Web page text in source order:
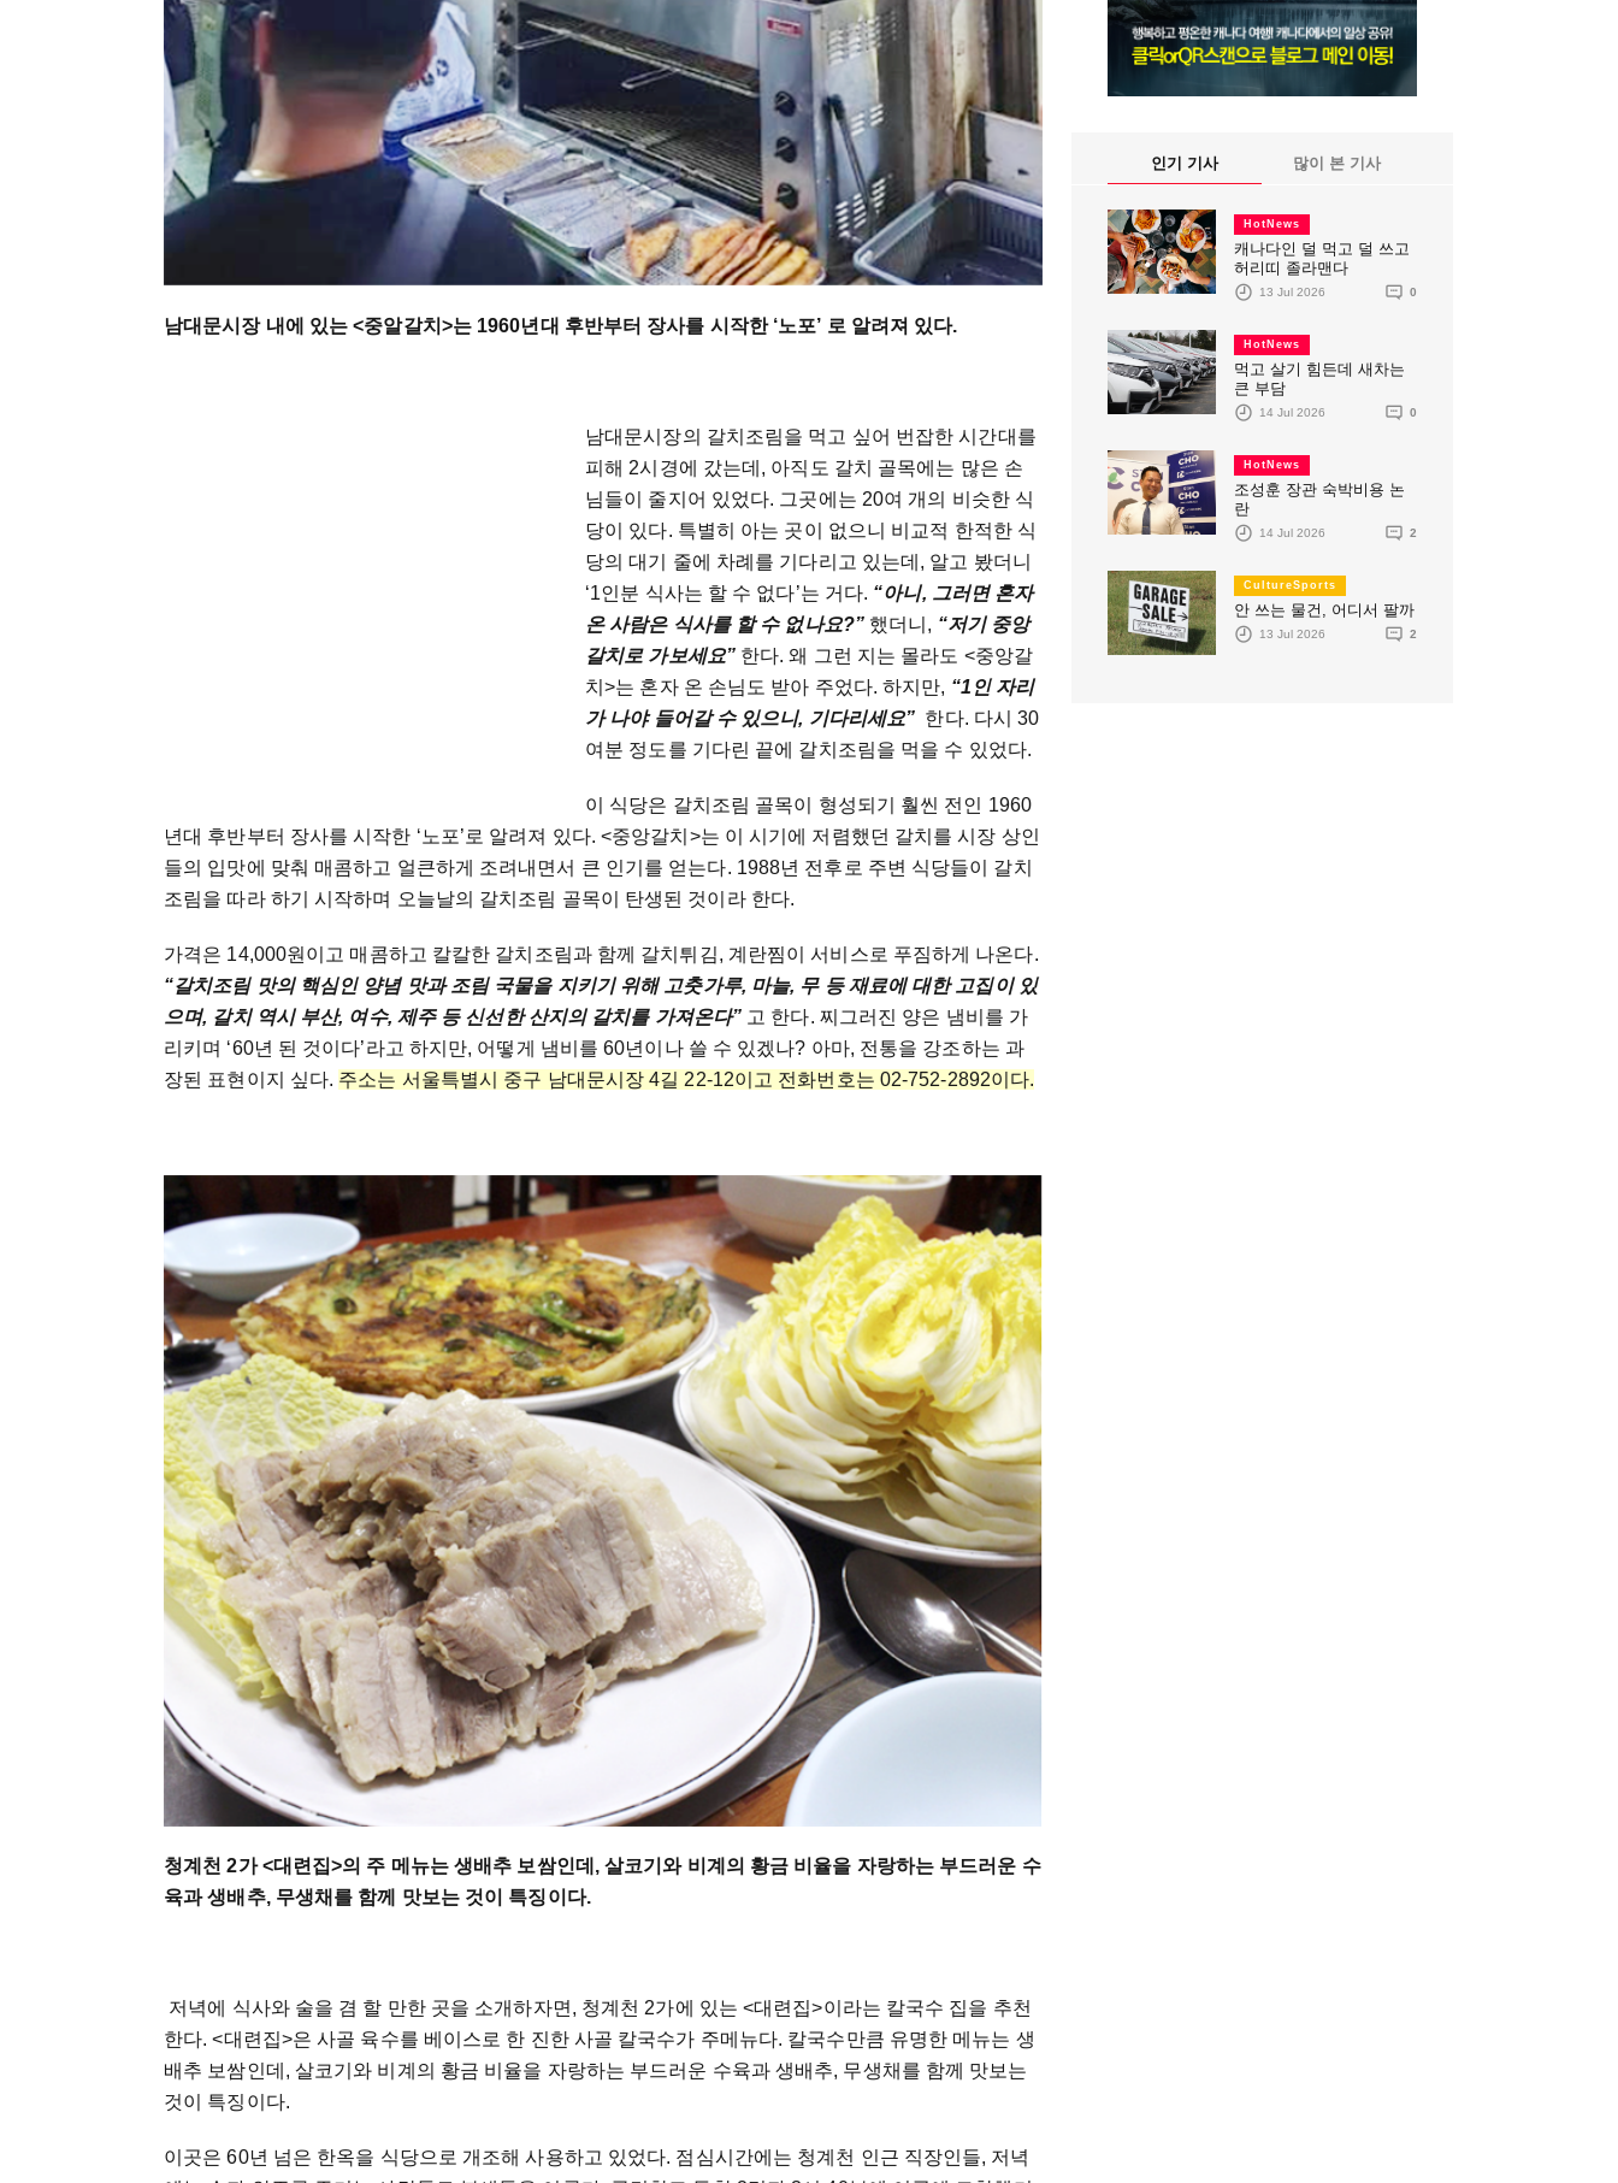
남대문시장 내에 있는 <중알갈치>는 1960년대 후반부터 장사를 시작한 ‘노포’ 로 알려져 있다.
남대문시장의 갈치조림을 먹고 싶어 번잡한 시간대를
피해 2시경에 갔는데, 아직도 갈치 골목에는 많은 손
님들이 줄지어 있었다. 그곳에는 20여 개의 비슷한 식
당이 있다. 특별히 아는 곳이 없으니 비교적 한적한 식
당의 대기 줄에 차례를 기다리고 있는데, 알고 봤더니
‘1인분 식사는 할 수 없다’는 거다. “아니, 그러면 혼자
온 사람은 식사를 할 수 없나요?”했더니, “저기 중앙
갈치로 가보세요” 한다. 왜 그런 지는 몰라도 <중앙갈
치>는 혼자 온 손님도 받아 주었다. 하지만, “1인 자리
가 나야 들어갈 수 있으니, 기다리세요” 한다. 다시 30
여분 정도를 기다린 끝에 갈치조림을 먹을 수 있었다.
이 식당은 갈치조림 골목이 형성되기 훨씬 전인 1960
년대 후반부터 장사를 시작한 ‘노포’로 알려져 있다. <중앙갈치>는 이 시기에 저렴했던 갈치를 시장 상인
들의 입맛에 맞춰 매콤하고 얼큰하게 조려내면서 큰 인기를 얻는다. 1988년 전후로 주변 식당들이 갈치
조림을 따라 하기 시작하며 오늘날의 갈치조림 골목이 탄생된 것이라 한다.
가격은 14,000원이고 매콤하고 칼칼한 갈치조림과 함께 갈치튀김, 계란찜이 서비스로 푸짐하게 나온다.
“갈치조림 맛의 핵심인 양념 맛과 조림 국물을 지키기 위해 고춧가루, 마늘, 무 등 재료에 대한 고집이 있
으며, 갈치 역시 부산, 여수, 제주 등 신선한 산지의 갈치를 가져온다” 고 한다. 찌그러진 양은 냄비를 가
리키며 ‘60년 된 것이다’라고 하지만, 어떻게 냄비를 60년이나 쓸 수 있겠나? 아마, 전통을 강조하는 과
장된 표현이지 싶다. 주소는 서울특별시 중구 남대문시장 4길 22-12이고 전화번호는 02-752-2892이다.
청계천 2가 <대련집>의 주 메뉴는 생배추 보쌈인데, 살코기와 비계의 황금 비율을 자랑하는 부드러운 수
육과 생배추, 무생채를 함께 맛보는 것이 특징이다.
저녁에 식사와 술을 겸 할 만한 곳을 소개하자면, 청계천 2가에 있는 <대련집>이라는 칼국수 집을 추천
한다. <대련집>은 사골 육수를 베이스로 한 진한 사골 칼국수가 주메뉴다. 칼국수만큼 유명한 메뉴는 생
배추 보쌈인데, 살코기와 비계의 황금 비율을 자랑하는 부드러운 수육과 생배추, 무생채를 함께 맛보는
것이 특징이다.
이곳은 60년 넘은 한옥을 식당으로 개조해 사용하고 있었다. 점심시간에는 청계천 인근 직장인들, 저녁
인기 기사 많이 본 기사
HotNews
캐나다인 덜 먹고 덜 쓰고
허리띠 졸라맨다
13 Jul 2026 0
HotNews
먹고 살기 힘든데 새차는
큰 부담
14 Jul 2026 0
HotNews
조성훈 장관 숙박비용 논
란
14 Jul 2026 2
CultureSports
안 쓰는 물건, 어디서 팔까
13 Jul 2026 2